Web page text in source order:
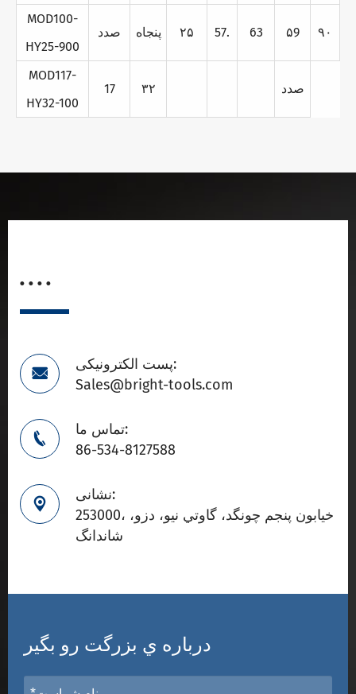
MOD100-
HY25-900
صدد پنجاه ۲۵ 57. 63 ۵9 ۹۰
MOD117-
HY32-100
17 ۳۲ صدد
. . . .

پست الکترونیکی:
Sales@bright-tools.com

تماس ما:
86-534-8127588

نشانی:
253000، خيابون پنجم چونگد، گاوتي نيو، دزو،
شاندانگ
درباره ي بزرگت رو بگير